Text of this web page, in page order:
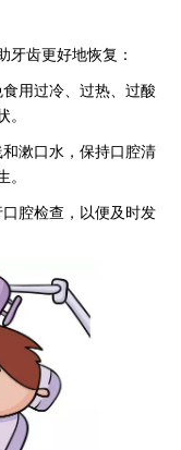
牙齿更好地恢复：
用过冷、过热、过酸
。
漱口水，保持口腔清
。
腔检查，以便及时发